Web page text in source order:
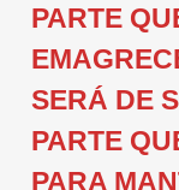
PARTE
SERÁ DE
PARTE
PARA